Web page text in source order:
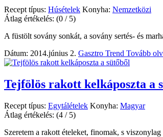
Recept típus: Húsételek Konyha: Nemzetközi
Átlag értékelés: (0 / 5)
A füstölt sovány sonkát, a sovány sertés- és
Dátum: 2014.június 2. Gasztro Trend Tovább
Tejfölös rakott kelkáposzta a
Recept típus: Egytálételek Konyha: Magyar
Átlag értékelés: (4 / 5)
Szeretem a rakott ételeket, finomak, s